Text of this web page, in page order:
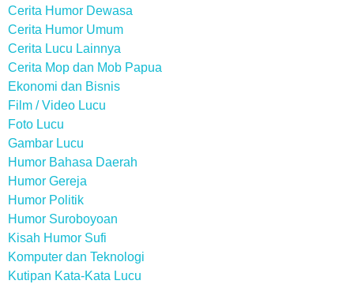
Cerita Humor Dewasa
Cerita Humor Umum
Cerita Lucu Lainnya
Cerita Mop dan Mob Papua
Ekonomi dan Bisnis
Film / Video Lucu
Foto Lucu
Gambar Lucu
Humor Bahasa Daerah
Humor Gereja
Humor Politik
Humor Suroboyoan
Kisah Humor Sufi
Komputer dan Teknologi
Kutipan Kata-Kata Lucu